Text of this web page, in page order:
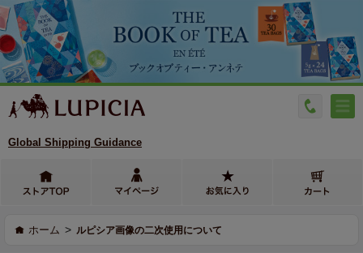
Global Shipping Guidance
ホーム > ルピシア画像の二次使用について